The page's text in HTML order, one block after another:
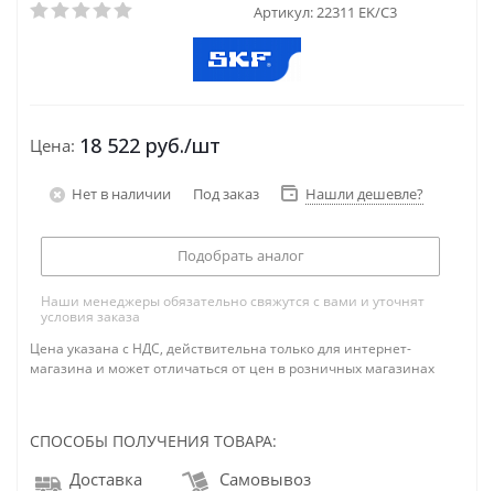
Артикул: 22311 EK/C3
Цена: 18 522 руб./шт
Нет в наличии Под заказ Нашли дешевле?
Подобрать аналог
Наши менеджеры обязательно свяжутся с вами и уточнят
условия заказа
Цена указана с НДС, действительна только для интернет-
магазина и может отличаться от цен в розничных магазинах
СПОСОБЫ ПОЛУЧЕНИЯ ТОВАРА:
Доставка Самовывоз